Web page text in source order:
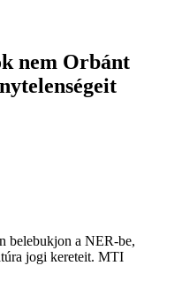
nem Orbánt
belebukjon a NER-be,
jogi kereteit. MTI